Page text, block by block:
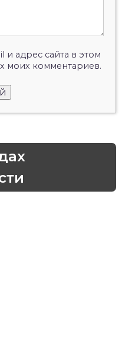
и адрес сайта в этом
моих комментариев.